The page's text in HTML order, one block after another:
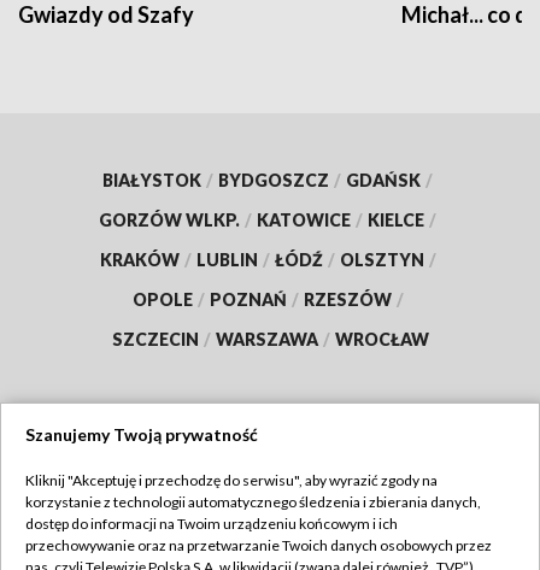
Gwiazdy od Szafy Michał... co
BIAŁYSTOK / BYDGOSZCZ / GDAŃSK /
GORZÓW WLKP. / KATOWICE / KIELCE /
KRAKÓW / LUBLIN / ŁÓDŹ / OLSZTYN /
OPOLE / POZNAŃ / RZESZÓW /
SZCZECIN / WARSZAWA / WROCŁAW
TVP
Abonament TVP
Regulamin TVP
Szanujemy Twoją prywatność
Kliknij "Akceptuję i przechodzę do serwisu", aby wyrazić zgody na
korzystanie z technologii automatycznego śledzenia i zbierania danych,
dostęp do informacji na Twoim urządzeniu końcowym i ich
przechowywanie oraz na przetwarzanie Twoich danych osobowych przez